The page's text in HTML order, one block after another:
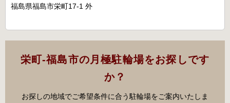
福島県福島市栄町17-1 外
栄町-福島市の月極駐輪場をお探しです
か？
お探しの地域でご希望条件に合う駐輪場をご案内いたしま